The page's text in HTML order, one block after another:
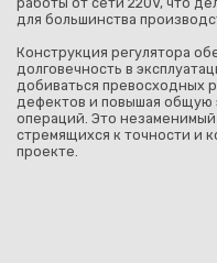
для большинства
Конструкция регулятора
долговечность в
добиваться превосходных
дефектов и повышая общую
операций. Это
стремящихся к точности и
проекте.